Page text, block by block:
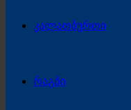
კალათბურთი
რაგბი